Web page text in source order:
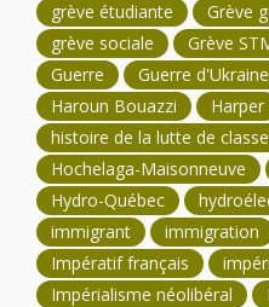
grève étudiante
Grève
grève sociale
Grève
Guerre
Guerre d'Ukraine
Haroun Bouazzi
Harper
histoire de la lutte de classe
Hochelaga-Maisonneuve
Hydro-Québec
immigrant
immigration
Impératif français
Impérialisme néolibéral